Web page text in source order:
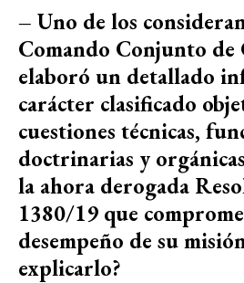
– Uno de los
Comando Conjunto de
elaboró un detallado
carácter clasificado
cuestiones técnicas,
doctrinarias y
la ahora derogada
1380/19 que
desempeño de su
explicarlo?